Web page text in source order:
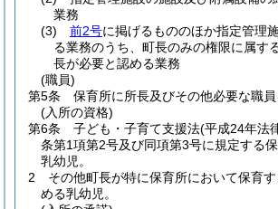
業務
(3)
前2号に掲げるもののほか指定管理
る業務のうち、町長のみの権限に属す
長が必要と認める業務
(職員)
第5条
保育所に所長及びその他必要な職員
(入所の資格)
第6条
子ども・子育て支援法(平成24年法
条第1項第2号及び同項第3号に規定する
乳幼児。
2
その他町長が特に保育所において保育
める乳幼児。